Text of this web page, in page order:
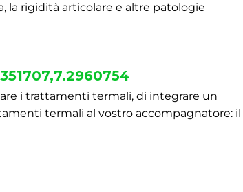
la rigidità articolare e altre patologie
i trattamenti termali, di integrare un
termali al vostro accompagnatore: il